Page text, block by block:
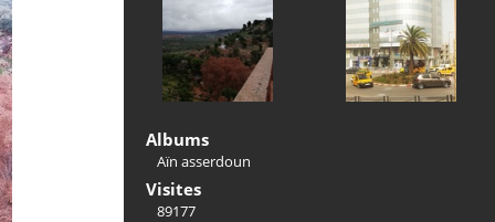
Albums
Aïn asserdoun
Visites
89177